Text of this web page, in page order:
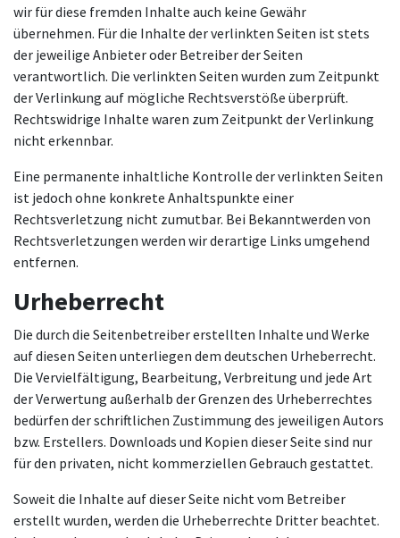
wir für diese fremden Inhalte auch keine Gewähr
übernehmen. Für die Inhalte der verlinkten Seiten ist stets
der jeweilige Anbieter oder Betreiber der Seiten
verantwortlich. Die verlinkten Seiten wurden zum Zeitpunkt
der Verlinkung auf mögliche Rechtsverstöße überprüft.
Rechtswidrige Inhalte waren zum Zeitpunkt der Verlinkung
nicht erkennbar.
Eine permanente inhaltliche Kontrolle der verlinkten Seiten
ist jedoch ohne konkrete Anhaltspunkte einer
Rechtsverletzung nicht zumutbar. Bei Bekanntwerden von
Rechtsverletzungen werden wir derartige Links umgehend
entfernen.
Urheberrecht
Die durch die Seitenbetreiber erstellten Inhalte und Werke
auf diesen Seiten unterliegen dem deutschen Urheberrecht.
Die Vervielfältigung, Bearbeitung, Verbreitung und jede Art
der Verwertung außerhalb der Grenzen des Urheberrechtes
bedürfen der schriftlichen Zustimmung des jeweiligen Autors
bzw. Erstellers. Downloads und Kopien dieser Seite sind nur
für den privaten, nicht kommerziellen Gebrauch gestattet.
Soweit die Inhalte auf dieser Seite nicht vom Betreiber
erstellt wurden, werden die Urheberrechte Dritter beachtet.